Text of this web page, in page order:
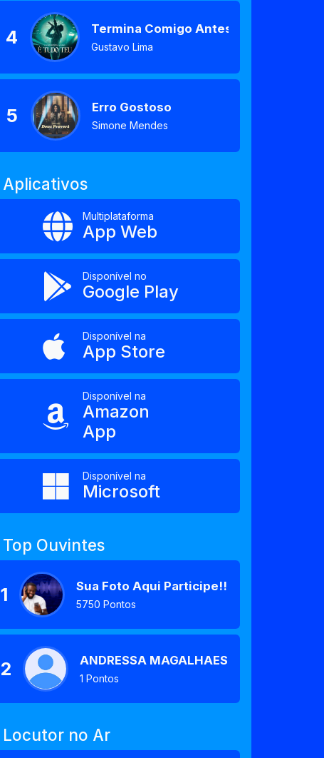
4 Termina Comigo Antes
Gustavo Lima
5 Erro Gostoso
Simone Mendes
Aplicativos
Multiplataforma
App Web
Disponível no
Google Play
Disponível na
App Store
Disponível na
Amazon
App
Disponível na
Microsoft
Top Ouvintes
1 Sua Foto Aqui Participe!!!
5750 Pontos
2 ANDRESSA MAGALHAES IBIAPINO
1 Pontos
Locutor no Ar